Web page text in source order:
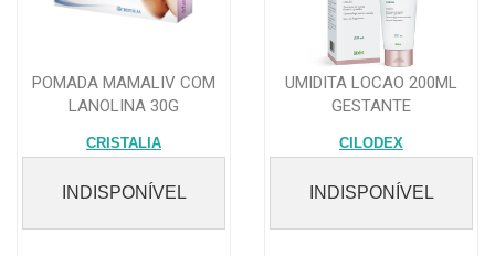
POMADA MAMALIV COM
LANOLINA 30G
CRISTALIA
INDISPONÍVEL
UMIDITA LOCAO 200ML
GESTANTE
CILODEX
INDISPONÍVEL